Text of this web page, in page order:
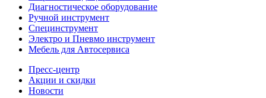
Диагностическое оборудование
Ручной инструмент
Специнструмент
Электро и Пневмо инструмент
Мебель для Автосервиса
Пресс-центр
Акции и скидки
Новости